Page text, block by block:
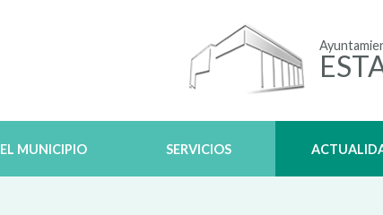
EL MUNICIPIO SERVICIOS